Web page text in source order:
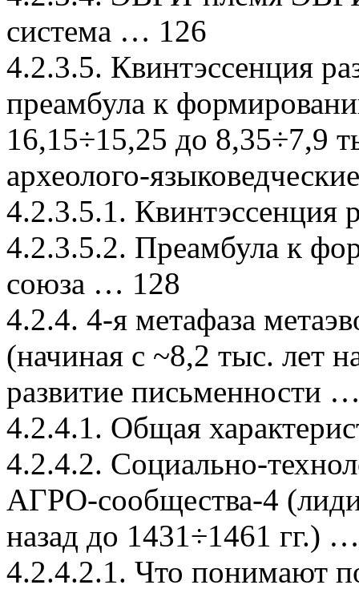
система … 126
4.2.3.5. Квинтэссенция
преамбула к
16,15÷15,25 до 8,35÷7,9
археолого-
4.2.3.5.1.
4.2.3.5.2. Преамбула к
союза … 128
4.2.4. 4-я метафаза
(начиная с ~8,2 тыс. лет
развитие письменности
4.2.4.1. Общая
4.2.4.2. Социально-
АГРО-сообщества-4
назад до 1431÷1461 гг.)
4.2.4.2.1. Что понимают